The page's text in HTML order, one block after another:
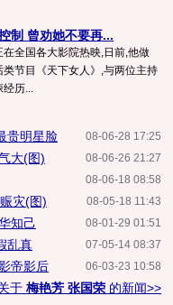
制 曾劝她不要再...
全国各大影院热映,日前,他做
节目《天下女人》,与两位主持
经历...
08-06-28 17:25
贵明星脸
08-06-26 21:27
大(图)
08-06-18 08:58
08-05-18 11:43
灾(图)
08-01-29 01:51
知己
07-05-14 08:37
乱真
06-03-23 10:58
帝影后
于 梅艳芳 张国荣 的新闻>>